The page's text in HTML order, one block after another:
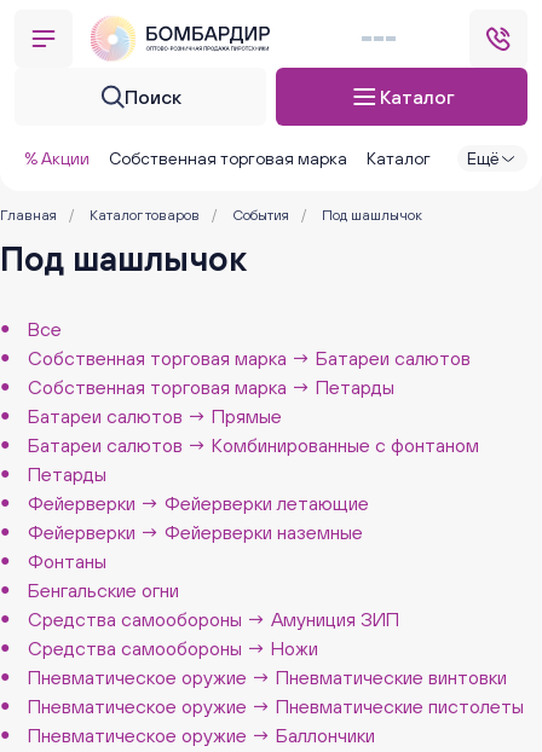
Поиск Каталог
% Акции Собственная торговая марка Каталог Ещё
Главная / Каталог товаров / События / Под шашлычок
Под шашлычок
Все
Собственная торговая марка → Батареи салютов
Собственная торговая марка → Петарды
Батареи салютов → Прямые
Батареи салютов → Комбинированные с фонтаном
Петарды
Фейерверки → Фейерверки летающие
Фейерверки → Фейерверки наземные
Фонтаны
Бенгальские огни
Средства самообороны → Амуниция ЗИП
Средства самообороны → Ножи
Пневматическое оружие → Пневматические винтовки
Пневматическое оружие → Пневматические пистолеты
Пневматическое оружие → Баллончики